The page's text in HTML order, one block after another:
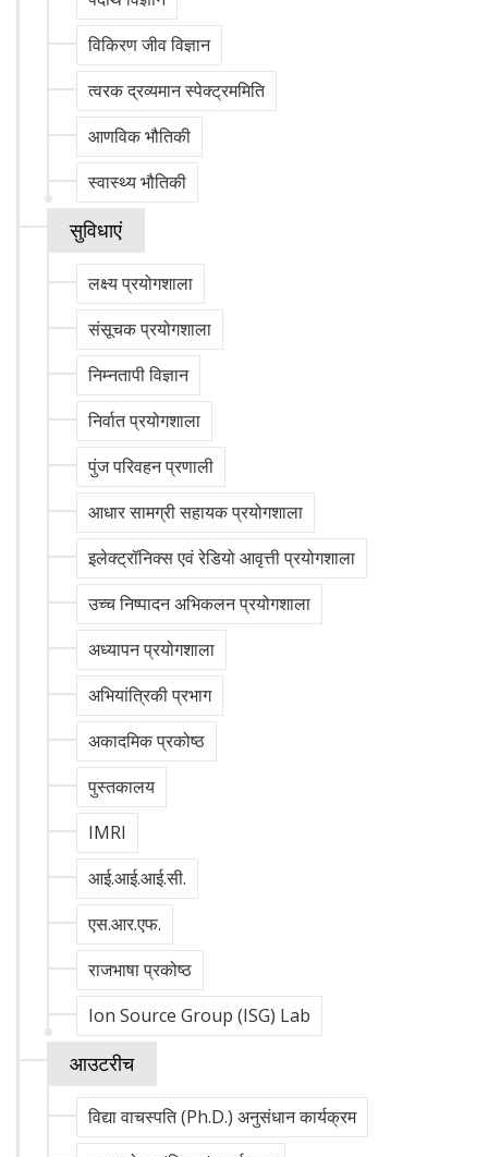
विकिरण जीव विज्ञान
त्वरक द्रव्यमान स्पेक्ट्रममिति
आणविक भौतिकी
स्वास्थ्य भौतिकी
सुविधाएं
लक्ष्य प्रयोगशाला
संसूचक प्रयोगशाला
निम्नतापी विज्ञान
निर्वात प्रयोगशाला
पुंज परिवहन प्रणाली
आधार सामग्री सहायक प्रयोगशाला
इलेक्ट्रॉनिक्स एवं रेडियो आवृत्ती प्रयोगशाला
उच्च निष्पादन अभिकलन प्रयोगशाला
अध्यापन प्रयोगशाला
अभियांत्रिकी प्रभाग
अकादमिक प्रकोष्ठ
पुस्तकालय
IMRI
आई.आई.आई.सी.
एस.आर.एफ.
राजभाषा प्रकोष्ठ
Ion Source Group (ISG) Lab
आउटरीच
विद्या वाचस्पति (Ph.D.) अनुसंधान कार्यक्रम